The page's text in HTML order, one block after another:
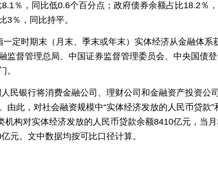
％，同比低0.6个百分点；政府债券余额占比18.2％
3％，同比持平。
定时期末（月末、季末或年末）实体经济从金融体系
监督管理总局、中国证券监督管理委员会、中央国债
。
民银行将消费金融公司、理财公司和金融资产投资公
由此，对社会融资规模中“实体经济发放的人民币贷款”
机构对实体经济发放的人民币贷款余额8410亿元，当
元。文中数据均按可比口径计算。